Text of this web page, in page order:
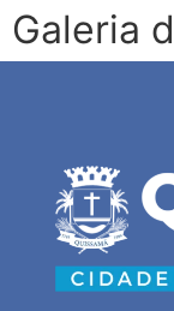
Galeria